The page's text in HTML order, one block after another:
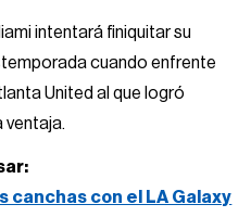
intentará finiquitar su
cuando enfrente
United al que logró
ventaja.
canchas con el LA Galaxy